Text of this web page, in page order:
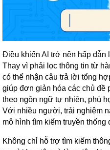
Điều khiến AI trở nên hấp dẫn
Thay vì phải lọc thông tin từ
có thể nhận câu trả lời tổng
giúp đơn giản hóa các chủ đề
theo ngôn ngữ tự nhiên, phù
Với nhiều người, trải nghiệm
mô hình tìm kiếm truyền
Không chỉ hỗ trợ tìm kiếm